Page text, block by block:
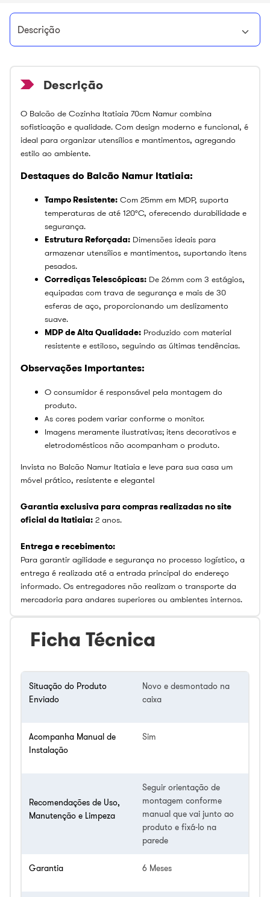
Descrição
O Balcão de Cozinha Itatiaia 70cm Namur combina
sofisticação e qualidade. Com design moderno e funcional, é
ideal para organizar utensílios e mantimentos, agregando
estilo ao ambiente.
Destaques do Balcão Namur Itatiaia:
Tampo Resistente: Com 25mm em MDP, suporta
temperaturas de até 120°C, oferecendo durabilidade e
segurança.
Estrutura Reforçada: Dimensões ideais para
armazenar utensílios e mantimentos, suportando itens
pesados.
Corrediças Telescópicas: De 26mm com 3 estágios,
equipadas com trava de segurança e mais de 30
esferas de aço, proporcionando um deslizamento
suave.
MDP de Alta Qualidade: Produzido com material
resistente e estiloso, seguindo as últimas tendências.
Observações Importantes:
O consumidor é responsável pela montagem do
produto.
As cores podem variar conforme o monitor.
Imagens meramente ilustrativas; itens decorativos e
eletrodomésticos não acompanham o produto.
Invista no Balcão Namur Itatiaia e leve para sua casa um
móvel prático, resistente e elegante!
Garantia exclusiva para compras realizadas no site
oficial da Itatiaia: 2 anos.
Entrega e recebimento:
Para garantir agilidade e segurança no processo logístico, a
entrega é realizada até a entrada principal do endereço
informado. Os entregadores não realizam o transporte da
mercadoria para andares superiores ou ambientes internos.
Ficha Técnica
Situação do Produto
Enviado
Novo e desmontado na
caixa
Acompanha Manual de
Instalação
Sim
Recomendações de Uso,
Manutenção e Limpeza
Seguir orientação de
montagem conforme
manual que vai junto ao
produto e fixá-lo na
parede
Garantia 6 Meses